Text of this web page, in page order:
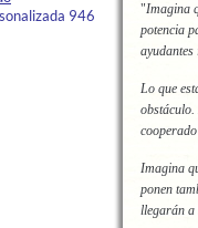
"Imagina
potencia
Lo que
Imagina
ponen
llegarán a